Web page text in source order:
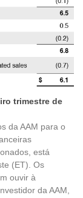
trimestre de
da AAM para o
está
(ET). Os
ouvir à
da AAM,